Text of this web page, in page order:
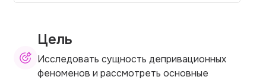
Цель
Исследовать сущность депривационных
феноменов и рассмотреть основные